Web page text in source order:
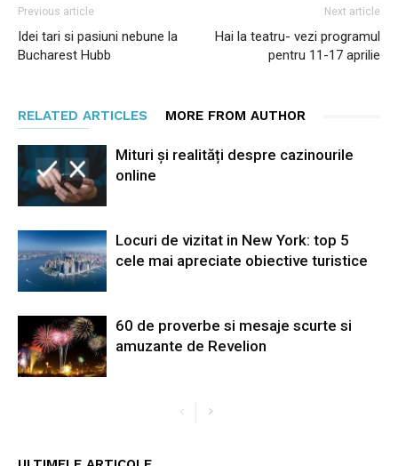
Previous article
Idei tari si pasiuni nebune la
Bucharest Hubb
Next article
Hai la teatru- vezi programul
pentru 11-17 aprilie
RELATED ARTICLES MORE FROM AUTHOR
Mituri și realități despre cazinourile
online
Locuri de vizitat in New York: top 5
cele mai apreciate obiective turistice
60 de proverbe si mesaje scurte si
amuzante de Revelion